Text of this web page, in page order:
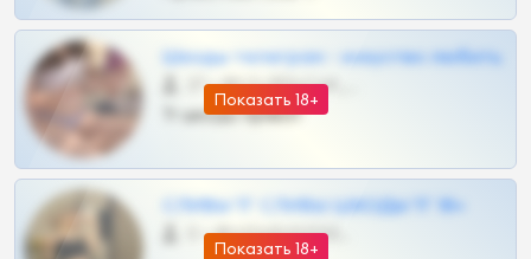
Показать 18+
Шкоды телеграм - искуство любить
27 •
Тг шкоды приват
Показать 18+
СЛИВЫ ТГ СЛИВЫ ШКОДЫ ТГ 18+
0 •